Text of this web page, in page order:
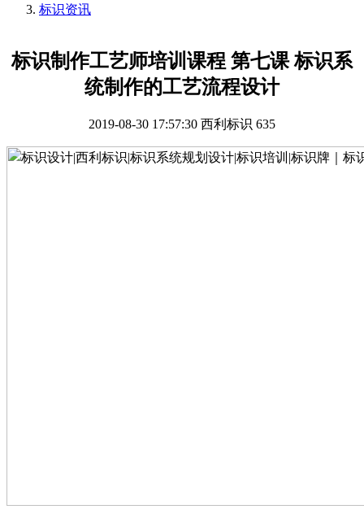
标识资讯
标识制作工艺师培训课程 第七课 标识系
统制作的工艺流程设计
2019-08-30 17:57:30 西利标识 635